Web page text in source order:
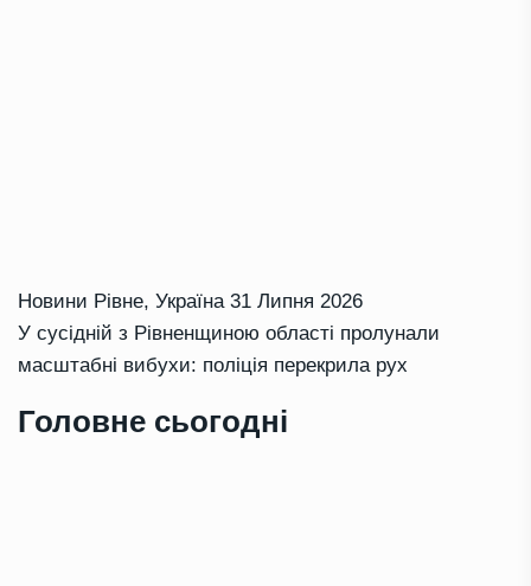
Новини Рівне, Україна 31 Липня 2026
У сусідній з Рівненщиною області пролунали
масштабні вибухи: поліція перекрила рух
Головне сьогодні